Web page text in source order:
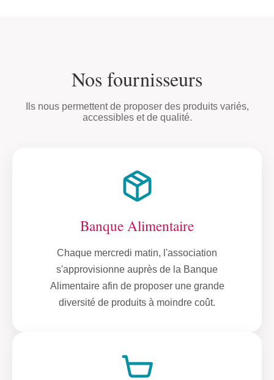
Nos fournisseurs
Ils nous permettent de proposer des produits variés,
accessibles et de qualité.
Banque Alimentaire
Chaque mercredi matin, l'association
s'approvisionne auprès de la Banque
Alimentaire afin de proposer une grande
diversité de produits à moindre coût.